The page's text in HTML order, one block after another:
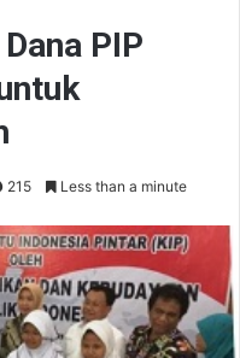
PIP
215 Less than a minute